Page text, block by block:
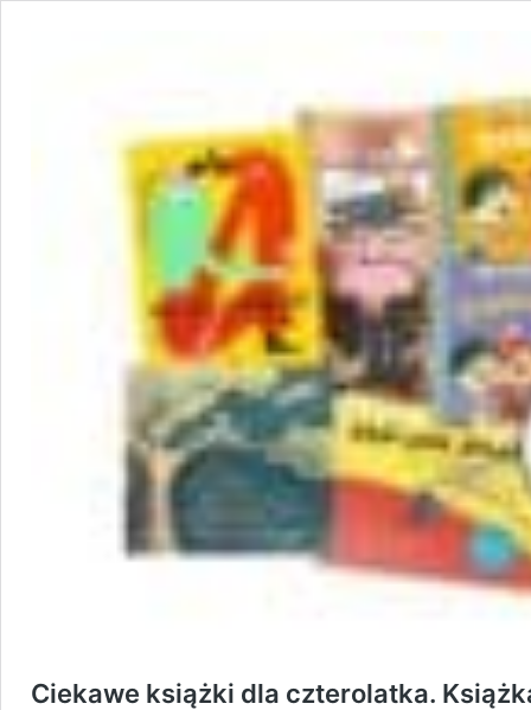
Ciekawe książki dla czterolatka.